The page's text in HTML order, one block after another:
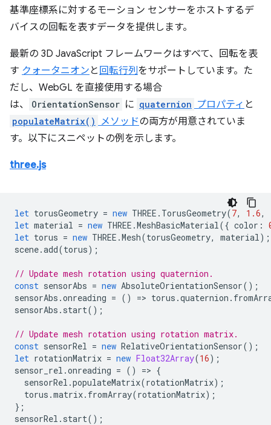
基準座標系に対するモーション センサーをホストするデ
バイスの回転を表すデータを提供します。
最新の 3D JavaScript フレームワークはすべて、回転を表
す クォータニオン と 回転行列をサポートしています。た
だし、WebGL を直接使用する場合
は、
OrientationSensor に quaternion プロパティ と
populateMatrix() メソッドの両方が用意されていま
す。以下にスニペットの例を示します。
three.js
let torusGeometry = new THREE . TorusGeometry(7, 1.6,
let material = new THREE .MeshBasicMaterial({ color :
let torus = new THREE .Mesh(torusGeometry, material);
scene.add(torus);
// Update mesh rotation using quaternion.
const sensorAbs = new AbsoluteOrientationSensor();
sensorAbs .onreading = () => torus .quaternion .
sensorAbs . start();
// Update mesh rotation using rotation matrix.
const sensorRel = new RelativeOrientationSensor();
let rotationMatrix = new Float32Array(16);
sensor_rel .onreading = () => {
sensorRel .populateMatrix(rotationMatrix);
torus .matrix. fromArray(rotationMatrix);
};
sensorRel . start();